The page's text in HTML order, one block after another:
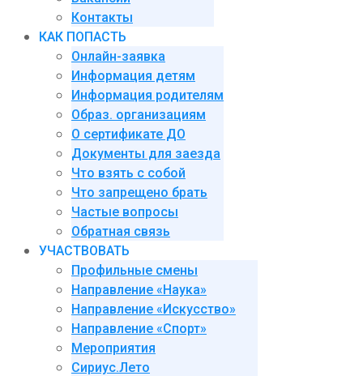
Контакты
КАК ПОПАСТЬ
Онлайн-заявка
Информация детям
Информация родителям
Образ. организациям
О сертификате ДО
Документы для заезда
Что взять с собой
Что запрещено брать
Частые вопросы
Обратная связь
УЧАСТВОВАТЬ
Профильные смены
Направление «Наука»
Направление «Искусство»
Направление «Спорт»
Мероприятия
Сириус.Лето